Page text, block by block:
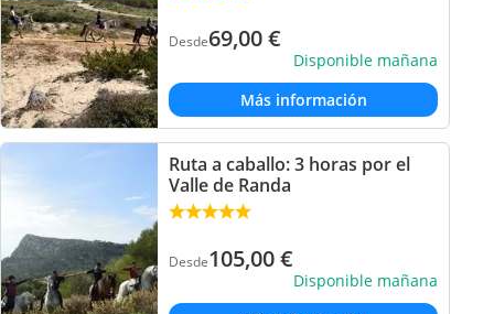
Desde69,00€
Disponible mañana
Más información
Ruta a caballo: 3 horas por el
Valle de Randa
Desde105,00€
Disponible mañana